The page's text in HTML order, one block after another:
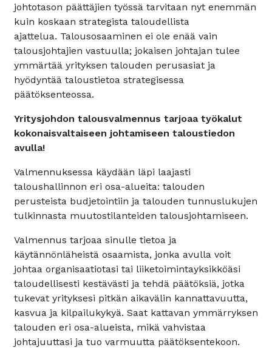
johtotason päättäjien työssä tarvitaan nyt enemmän
kuin koskaan strategista taloudellista
ajattelua. Talousosaaminen ei ole enää vain
talousjohtajien vastuulla; jokaisen johtajan tulee
ymmärtää yrityksen talouden perusasiat ja
hyödyntää taloustietoa strategisessa
päätöksenteossa.
Yritysjohdon talousvalmennus tarjoaa työkalut
kokonaisvaltaiseen johtamiseen taloustiedon
avulla!
Valmennuksessa käydään läpi laajasti
taloushallinnon eri osa-alueita: talouden
perusteista budjetointiin ja talouden tunnuslukujen
tulkinnasta muutostilanteiden talousjohtamiseen.
Valmennus tarjoaa sinulle tietoa ja
käytännönläheistä osaamista, jonka avulla voit
johtaa organisaatiotasi tai liiketoimintayksikköäsi
taloudellisesti kestävästi ja tehdä päätöksiä, jotka
tukevat yrityksesi pitkän aikavälin kannattavuutta,
kasvua ja kilpailukykyä. Saat kattavan ymmärryksen
talouden eri osa-alueista, mikä vahvistaa
johtajuuttasi ja tuo varmuutta päätöksentekoon.